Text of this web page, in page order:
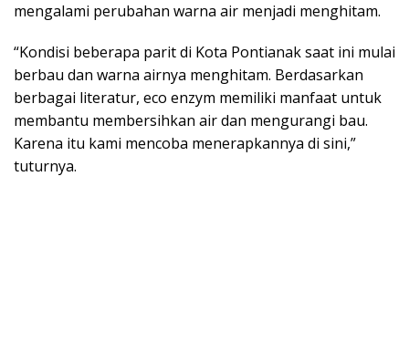
mengalami perubahan warna air menjadi menghitam.
“Kondisi beberapa parit di Kota Pontianak saat ini mulai
berbau dan warna airnya menghitam. Berdasarkan
berbagai literatur, eco enzym memiliki manfaat untuk
membantu membersihkan air dan mengurangi bau.
Karena itu kami mencoba menerapkannya di sini,”
tuturnya.